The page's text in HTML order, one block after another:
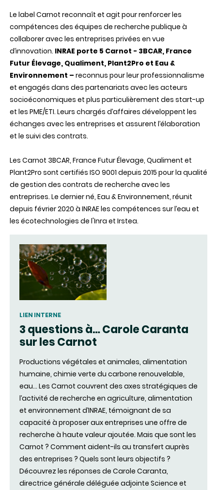
Le label Carnot reconnaît et agit pour renforcer les
compétences des équipes de recherche publique à
collaborer avec les entreprises privées en vue
d’innovation. INRAE porte 5 Carnot - 3BCAR, France
Futur Élevage, Qualiment, Plant2Pro et Eau &
Environnement – reconnus pour leur professionnalisme
et engagés dans des partenariats avec les acteurs
socioéconomiques et plus particulièrement des start-up
et les PME/ETI. Leurs chargés d’affaires développent les
échanges avec les entreprises et assurent l’élaboration
et le suivi des contrats.
Les Carnot 3BCAR, France FuturÉlevage, Qualiment et
Plant2Pro sont certifiés ISO 9001 depuis 2015 pour la qualité
de gestion des contrats de recherche avec les
entreprises. Le dernier né, Eau & Environnement, réunit
depuis février 2020 à INRAE les compétences sur l’eau et
les écotechnologies de l'Inra et Irstea.
LIEN INTERNE
3 questions à… Carole Caranta
sur les Carnot
Productions végétales et animales, alimentation
humaine, chimie verte du carbone renouvelable,
eau… Les Carnot couvrent des axes stratégiques de
l’activité de recherche en agriculture, alimentation
et environnement d’INRAE, témoignant de sa
capacité à proposer aux entreprises une offre de
recherche à haute valeur ajoutée. Mais que sont les
Carnot ? Comment aident-ils au transfert auprès
des entreprises ? Quels sont leurs objectifs ?
Découvrez les réponses de Carole Caranta,
directrice générale déléguée adjointe Science et